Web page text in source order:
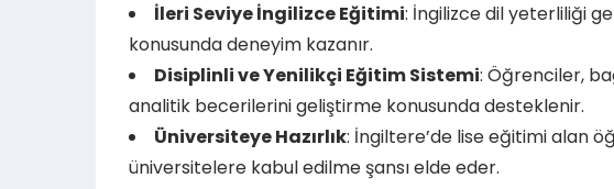
İleri Seviye İngilizce Eğitimi: İngilizce dil yeterliliği
konusunda deneyim kazanır.
Disiplinli ve Yenilikçi Eğitim Sistemi: Öğrenciler,
analitik becerilerini geliştirme konusunda desteklenir.
Üniversiteye Hazırlık: İngiltere’de lise eğitimi alan
üniversitelere kabul edilme şansı elde eder.